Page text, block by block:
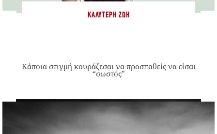
ΚΑΛΎΤΕΡΗ ΖΩΉ
Κάποια στιγμή κουράζεσαι να προσπαθείς να είσαι
“σωστός”